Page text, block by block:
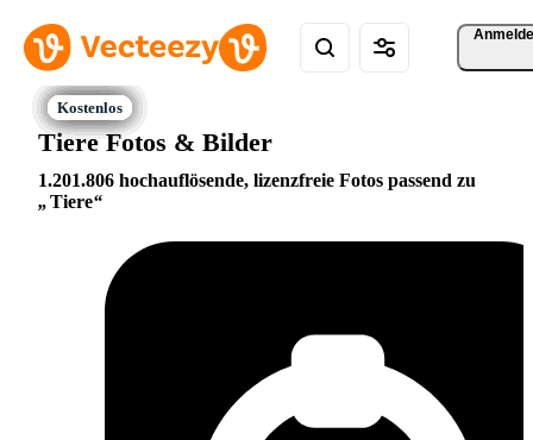
Tiere Fotos & Bilder
1.201.806 hochauflösende, lizenzfreie Fotos passend zu
Tiere